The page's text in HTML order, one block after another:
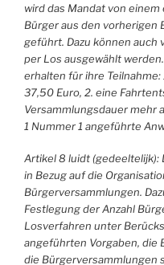
wird das Mandat von
Bürger aus den vorherigen
geführt. Dazu können auch
per Los ausgewählt
erhalten für ihre
37,50 Euro, 2. eine
Versammlungsdauer mehr
1 Nummer 1 angeführte
Artikel 8 luidt (gedeeltelijk):
in Bezug auf die
Bürgerversammlungen.
Festlegung der Anzahl
Losverfahren unter
angeführten Vorgaben, die
die Bürgerversammlungen